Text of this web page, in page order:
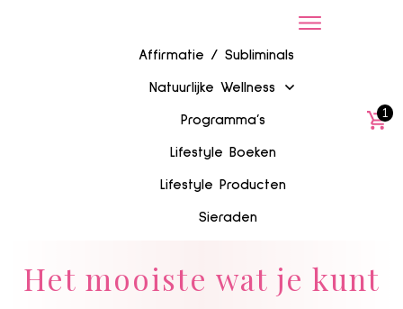
Affirmatie / Subliminals
Natuurlijke Wellness
Programma’s
Lifestyle Boeken
Lifestyle Producten
Sieraden
1
Het mooiste wat je kunt